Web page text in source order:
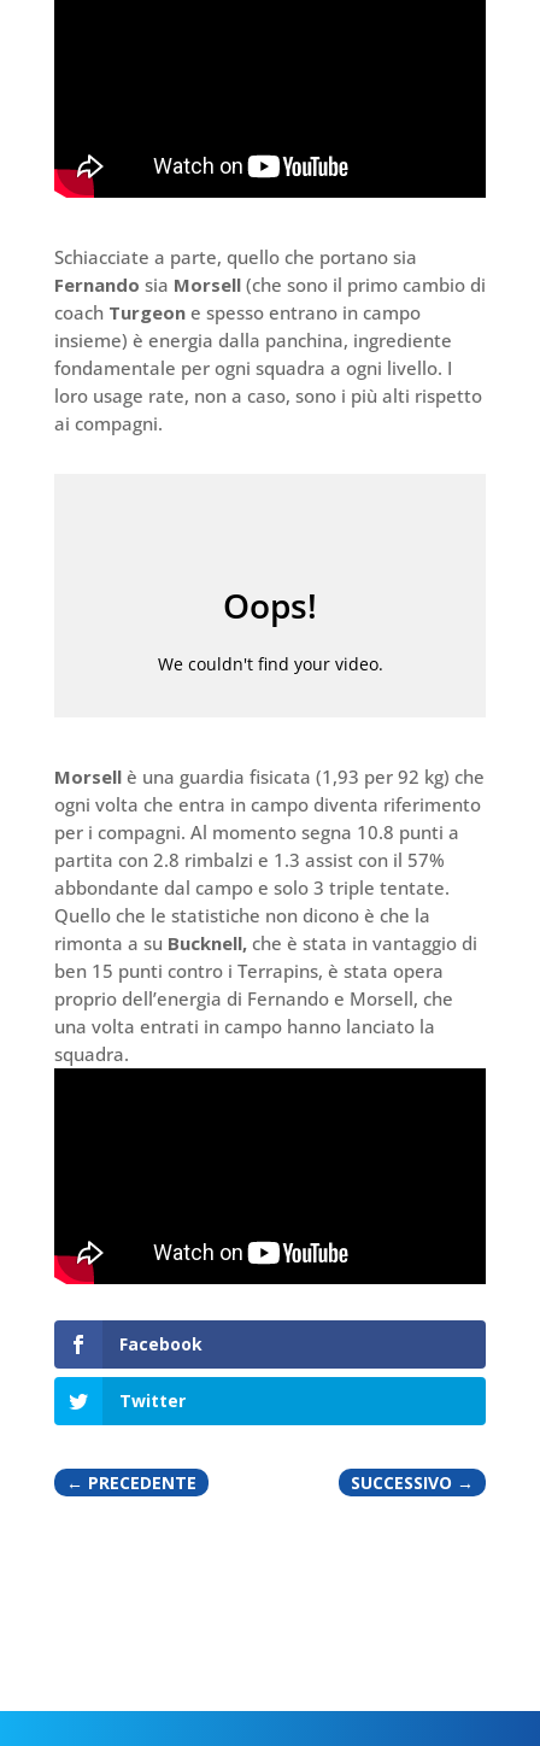
Schiacciate a parte, quello che portano sia
Fernando sia Morsell(che sono il primo cambio di
coach Turgeone spesso entrano in campo
insieme) è energia dalla panchina, ingrediente
fondamentale per ogni squadra a ogni livello. I
loro usage rate, non a caso, sono i più alti rispetto
ai compagni.
Morsellè una guardia fisicata (1,93 per 92 kg) che
ogni volta che entra in campo diventa riferimento
per i compagni. Al momento segna 10.8 punti a
partita con 2.8 rimbalzi e 1.3 assist con il 57%
abbondante dal campo e solo 3 triple tentate.
Quello che le statistiche non dicono è che la
rimonta a su Bucknell,che è stata in vantaggio di
ben 15 punti contro i Terrapins, è stata opera
proprio dell’energia di Fernando e Morsell, che
una volta entrati in campo hanno lanciato la
squadra.
Facebook
Twitter
← PRECEDENTE SUCCESSIVO →